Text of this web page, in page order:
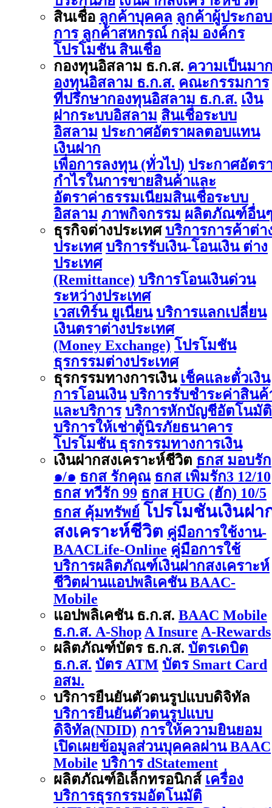
สินเชื่อ ลูกค้าบุคคล ลูกค้าผู้ประกอบ
การ ลูกค้าสหกรณ์ กลุ่ม องค์กร
โปรโมชัน สินเชื่อ
กองทุนอิสลาม ธ.ก.ส. ความเป็นมา
องทุนอิสลาม ธ.ก.ส. คณะกรรมการ
ที่ปรึกษากองทุนอิสลาม ธ.ก.ส. เงิน
ฝากระบบอิสลาม สินเชื่อระบบ
อิสลาม ประกาศอัตราผลตอบแทน
เงินฝาก
เพื่อการลงทุน (ทั่วไป) ประกาศอัตร
กำไรในการขายสินค้าและ
อัตราค่าธรรมเนียมสินเชื่อระบบ
อิสลาม ภาพกิจกรรม ผลิตภัณฑ์อื่น
ธุรกิจต่างประเทศ บริการการค้าต่า
ประเทศ บริการรับเงิน-โอนเงิน ต่าง
ประเทศ
(Remittance) บริการโอนเงินด่วน
ระหว่างประเทศ
เวสเทิร์น ยูเนี่ยน บริการแลกเปลี่ยน
เงินตราต่างประเทศ
(Money Exchange) โปรโมชัน
ธุรกรรมต่างประเทศ
ธุรกรรมทางการเงิน เช็คและตั๋วเงิน
การโอนเงิน บริการรับชำระค่าสินค้
และบริการ บริการหักบัญชีอัตโนมัติ
บริการให้เช่าตู้นิรภัยธนาคาร
โปรโมชัน ธุรกรรมทางการเงิน
เงินฝากสงเคราะห์ชีวิต ธกส มอบรัก
๑/๑ ธกส รักคุณ ธกส เพิ่มรัก3 12/10
ธกส ทวีรัก 99 ธกส HUG (ฮัก) 10/5
ธกส คุ้มทรัพย์ โปรโมชันเงินฝา
สงเคราะห์ชีวิต คู่มือการใช้งาน-
BAACLife-Online คู่มือการใช้
บริการผลิตภัณฑ์เงินฝากสงเคราะห์
ชีวิตผ่านแอปพลิเคชัน BAAC-
Mobile
แอปพลิเคชัน ธ.ก.ส. BAAC Mobile
ธ.ก.ส. A-Shop A Insure A-Rewards
ผลิตภัณฑ์บัตร ธ.ก.ส. บัตรเดบิต
ธ.ก.ส. บัตร ATM บัตร Smart Card
อสม.
บริการยืนยันตัวตนรูปแบบดิจิทัล
บริการยืนยันตัวตนรูปแบบ
ดิจิทัล(NDID) การให้ความยินยอม
เปิดเผยข้อมูลส่วนบุคคลผ่าน BAAC
Mobile บริการ dStatement
ผลิตภัณฑ์อิเล็กทรอนิกส์ เครื่อง
บริการธุรกรรมอัตโนมัติ